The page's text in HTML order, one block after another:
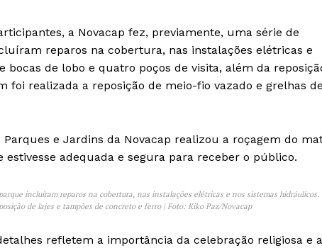
a Novacap fez, previamente, uma série de
reparos na cobertura, nas instalações elétricas e
bocas de lobo e quatro poços de visita, além da
foi realizada a reposição de meio-fio vazado e grelhas
e Jardins da Novacap realizou a roçagem do
adequada e segura para receber o público.
incluíram reparos na cobertura, nas instalações elétricas e nos sistemas hidráulicos.
de lajes e tampões de concreto e ferro | Foto: Kiko Paz/Novacap
refletem a importância da celebração religiosa e a